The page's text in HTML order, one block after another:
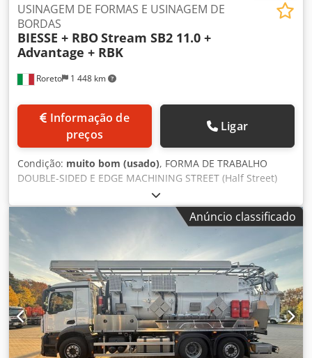
Roreto 1 448 km
USINAGEM DE FORMAS E USINAGEM DE
BORDAS
BIESSE + RBOStream SB2 11.0 +
Advantage + RBK
preços
Ligar
Condição: muito bom (usado), FORMA DE TRABALHO
DOUBLE-SIDED E EDGE MACHINING STREET (Half Street)
com sistema automático de manuseio rápido (handling): A)
Estação de alimentação "RBO" (portal) mod. Estação dupla
Advantage C 320, completa com transportador de rolos
motorizado central. B) TURNING HANDLING
(longitudinal/cruzado), com duplo cone mod. "RBO". GPK-1
C) Máquina de dupla face e de dupla faixa de bordas Mod.
"BIESSE". Corrente SB2 11.0 D) WENDER (180° de cabeça
para baixo) Mod. "RBO". Ribaltatore Dksdpfjhvah Njx Abaer
E) BOTÃO DE TORNEIO (transversal/longitudinal), com
duplo cone "RBO" Mod. GPK-2 F) DISCHARGE STATION
(portal) Mod. "RBO". Vantagem da estação dupla SC 3200,
completa com transportador de rolos motorizado central.
Anúncio classificado